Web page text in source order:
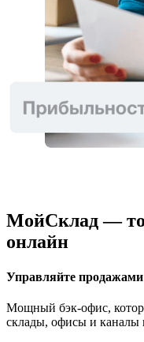
МойСклад —
онлайн
Управляйте продажами
Мощный бэк-офис,
склады, офисы и каналы